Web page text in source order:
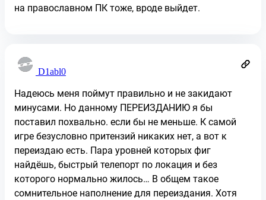
на православном ПК тоже, вроде выйдет.
D1abl0
Надеюсь меня поймут правильно и не закидают
минусами. Но данному ПЕРЕИЗДАНИЮ я бы
поставил похвально. если бы не меньше. К самой
игре безусловно притензий никаких нет, а вот к
переиздаю есть. Пара уровней которых фиг
найдёшь, быстрый телепорт по локация и без
которого нормально жилось… В общем такое
сомнительное наполнение для переиздания. Хотя